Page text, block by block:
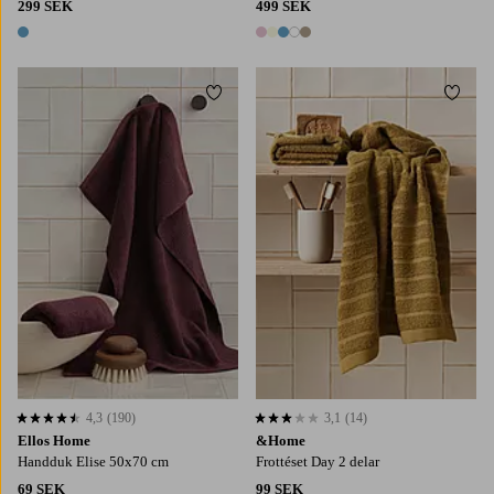
299 SEK
1 färg
499 SEK
5 färger
Ellos Home
Handduk Elise 50x70 cm
69 SEK
4,3 baserat på 190 st betyg
4,3 (190)
Lägg till i favoriter
&Home
Frottéset Day 2 delar
99 SEK
3,1 baserat på 14 st betyg
3,1 (14)